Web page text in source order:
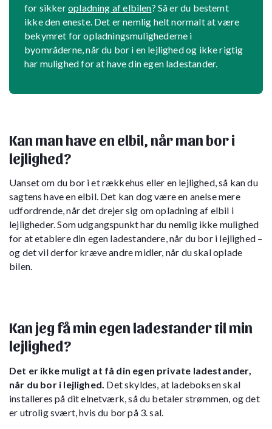
for sikkeropladning af elbilen? Så er du bestemt
ikke den eneste. Det er nemlig helt normalt at være
bekymret for opladningsmulighederne i
byområderne, når du bor i en lejlighed og ikke rigtig
har mulighed for at have din egen ladestander.
Kan man have en elbil, når man bor i
lejlighed?
Uanset om du bor i et rækkehus eller en lejlighed, så kan du
sagtens have en elbil. Det kan dog være en anelse mere
udfordrende, når det drejer sig om opladning af elbil i
lejligheder. Som udgangspunkt har du nemlig ikke mulighed
for at etablere din egen ladestandere, når du bor i lejlighed –
og det vil derfor kræve andre midler, når du skal oplade
bilen.
Kan jeg få min egen ladestander til min
lejlighed?
Det er ikke muligt at få din egen private ladestander,
når du bor i lejlighed. Det skyldes, at ladeboksen skal
installeres på dit elnetværk, så du betaler strømmen, og det
er utrolig svært, hvis du bor på 3. sal.